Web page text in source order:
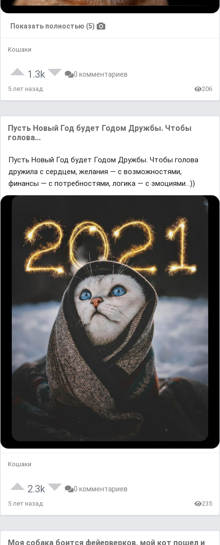
Показать полностью (5)
Кошаки
1.3k 0 комментариев
5 лет назад 206
Пусть Новый Год будет Годом Дружбы. Чтобы
голова...
Пусть Новый Год будет Годом Дружбы. Чтобы голова
дружила с сердцем, желания — с возможностями,
финансы — с потребностями, логика — с эмоциями...))
Кошаки
2.3k 0 комментариев
5 лет назад 235
Моя собака боится фейерверков, мой кот пошел и